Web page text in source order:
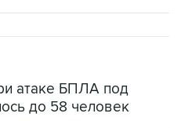
атаке БПЛА под
до 58 человек